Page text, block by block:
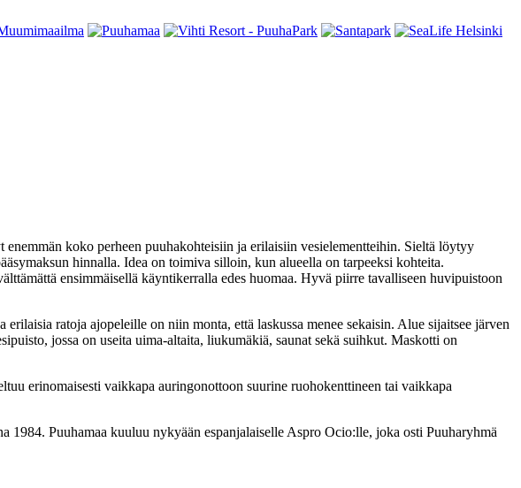
koko perheen puuhakohteisiin ja erilaisiin vesielementteihin. Sieltä löytyy
hinnalla. Idea on toimiva silloin, kun alueella on tarpeeksi kohteita.
ensimmäisellä käyntikerralla edes huomaa. Hyvä piirre tavalliseen huvipuistoon
ratoja ajopeleille on niin monta, että laskussa menee sekaisin. Alue sijaitsee järven
jossa on useita uima-altaita, liukumäkiä, saunat sekä suihkut. Maskotti on
erinomaisesti vaikkapa auringonottoon suurine ruohokenttineen tai vaikkapa
1984. Puuhamaa kuuluu nykyään espanjalaiselle Aspro Ocio:lle, joka osti Puuharyhmä